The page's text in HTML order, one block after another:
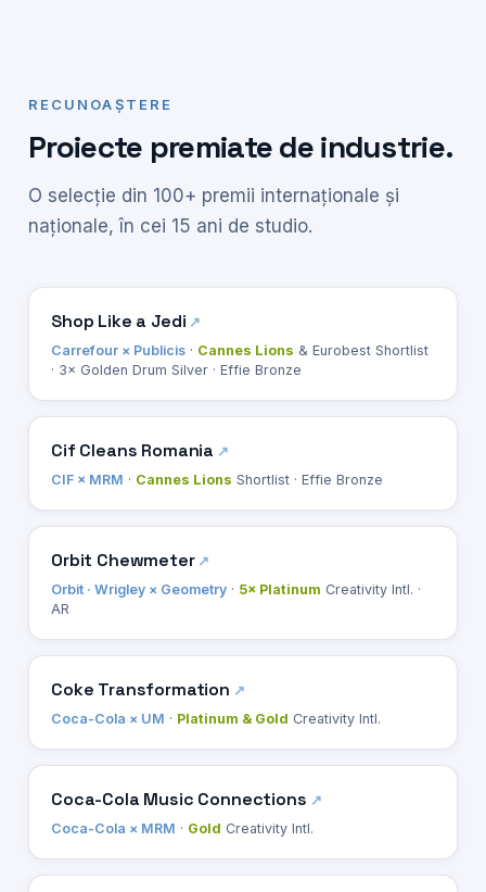
RECUNOAȘTERE
Proiecte premiate de industrie.
O selecție din 100+ premii internaționale și
naționale, în cei 15 ani de studio.
Shop Like a Jedi
Carrefour × Publicis · Cannes Lions & Eurobest Shortlist
· 3× Golden Drum Silver · Effie Bronze
Cif Cleans Romania
CIF × MRM · Cannes Lions Shortlist · Effie Bronze
Orbit Chewmeter
Orbit · Wrigley × Geometry · 5× Platinum Creativity Intl. ·
AR
Coke Transformation
Coca-Cola × UM · Platinum & Gold Creativity Intl.
Coca-Cola Music Connections
Coca-Cola × MRM · Gold Creativity Intl.